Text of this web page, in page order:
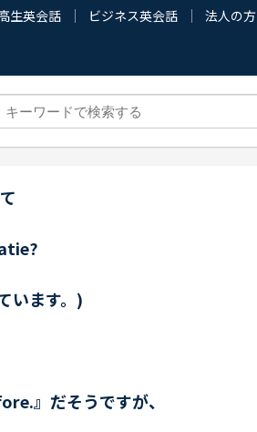
生英会話 ビジネス英会話 法人の方
います。)
』だそうですが、